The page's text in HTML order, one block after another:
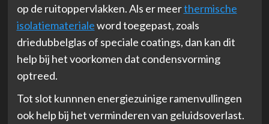
op de ruitoppervlakken. Als er meerthermische
isolatiematerialeword toegepast, zoals
driedubbelglas of speciale coatings, dan kan dit
help bij het voorkomen dat condensvorming
optreed.
Tot slot kunnnen energiezuinige ramenvullingen
ook help bij het verminderen van geluidsoverlast.